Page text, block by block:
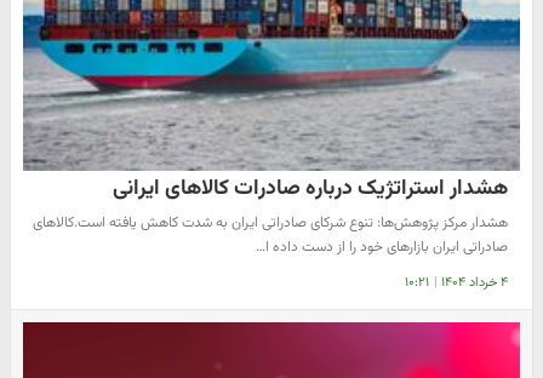
هشدار استراتژیک درباره صادرات کالاهای ایرانی
هشدار مرکز پژوهش‌ها: تنوع شرکای صادراتی ایران به شدت کاهش یافته است.کالاهای
صادراتی ایران بازارهای خود را از دست داده ا…
۴ خرداد ۱۴۰۴ | ۱۰:۲۱